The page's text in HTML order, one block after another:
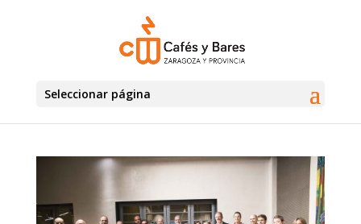
Seleccionar página